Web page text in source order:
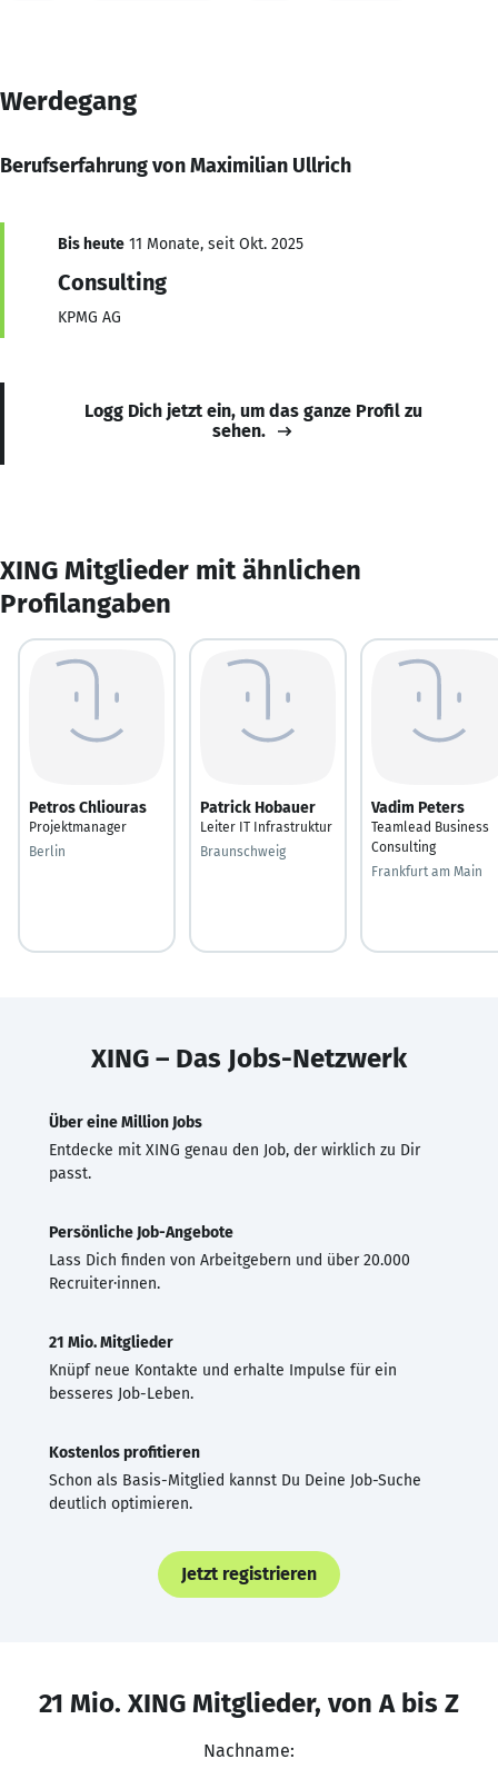
Werdegang
Berufserfahrung von Maximilian Ullrich
Bis heute 11 Monate, seit Okt. 2025
Consulting
KPMG AG
Logg Dich jetzt ein, um das ganze Profil zu
sehen.
XING Mitglieder mit ähnlichen
Profilangaben
Petros Chliouras
Projektmanager
Berlin
Patrick Hobauer
Leiter IT Infrastruktur
Braunschweig
Vadim Peters
Teamlead Business
Consulting
Frankfurt am Main
XING – Das Jobs-Netzwerk
Über eine Million Jobs
Entdecke mit XING genau den Job, der wirklich zu Dir
passt.
Persönliche Job-Angebote
Lass Dich finden von Arbeitgebern und über 20.000
Recruiter·innen.
21 Mio. Mitglieder
Knüpf neue Kontakte und erhalte Impulse für ein
besseres Job-Leben.
Kostenlos profitieren
Schon als Basis-Mitglied kannst Du Deine Job-Suche
deutlich optimieren.
Jetzt registrieren
21 Mio. XING Mitglieder, von A bis Z
Nachname: